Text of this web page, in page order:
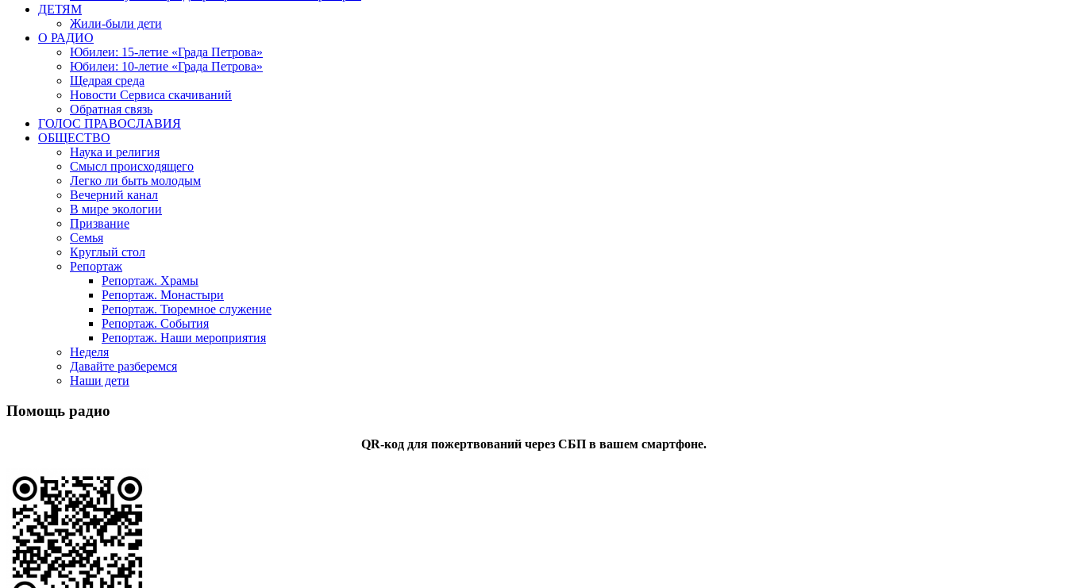
ДЕТЯМ
Жили-были дети
О РАДИО
Юбилеи: 15-летие «Града Петрова»
Юбилеи: 10-летие «Града Петрова»
Щедрая среда
Новости Сервиса скачиваний
Обратная связь
ГОЛОС ПРАВОСЛАВИЯ
ОБЩЕСТВО
Наука и религия
Смысл происходящего
Легко ли быть молодым
Вечерний канал
В мире экологии
Призвание
Семья
Круглый стол
Репортаж
Репортаж. Храмы
Репортаж. Монастыри
Репортаж. Тюремное служение
Репортаж. События
Репортаж. Наши мероприятия
Неделя
Давайте разберемся
Наши дети
Помощь радио
QR-код для пожертвований через СБП в вашем смартфоне.